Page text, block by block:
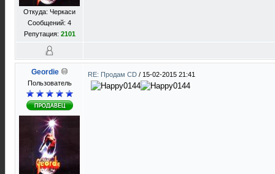
Откуда: Черкаси
Сообщений: 4
Репутация: 2101
Geordie
Пользователь
RE: Продам CD / 15-02-2015 21:41